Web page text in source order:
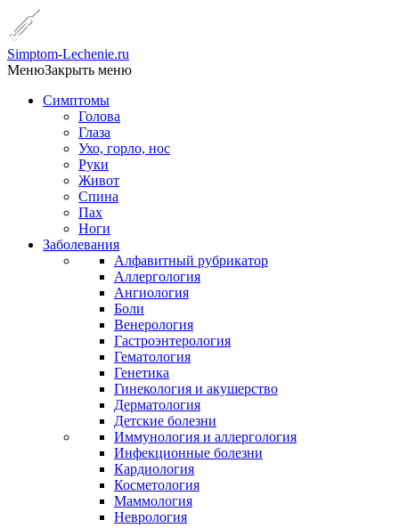
Simptom-Lechenie.ru
МенюЗакрыть меню
Симптомы
Голова
Глаза
Ухо, горло, нос
Руки
Живот
Спина
Пах
Ноги
Заболевания
Алфавитный рубрикатор
Аллергология
Ангиология
Боли
Венерология
Гастроэнтерология
Гематология
Генетика
Гинекология и акушерство
Дерматология
Детские болезни
Иммунология и аллергология
Инфекционные болезни
Кардиология
Косметология
Маммология
Неврология